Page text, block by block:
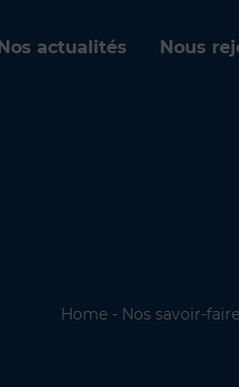
Nos actualités Nous
Home - Nos savoir-faire